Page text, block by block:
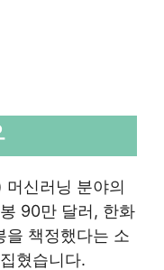
신러닝 분야의
90만 달러, 한화
을 책정했다는 소
혔습니다.